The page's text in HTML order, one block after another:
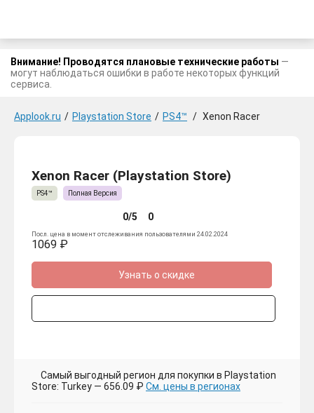
Внимание! Проводятся плановые технические работы —
могут наблюдаться ошибки в работе некоторых функций
сервиса.
Applook.ru / Playstation Store / PS4™ / Xenon Racer
Xenon Racer (Playstation Store)
PS4™ Полная Версия
0/5 0
Посл. цена в момент отслеживания пользователями 24.02.2024
1069 ₽
Узнать о скидке
Самый выгодный регион для покупки в Playstation
Store: Turkey — 656.09 ₽ См. цены в регионах